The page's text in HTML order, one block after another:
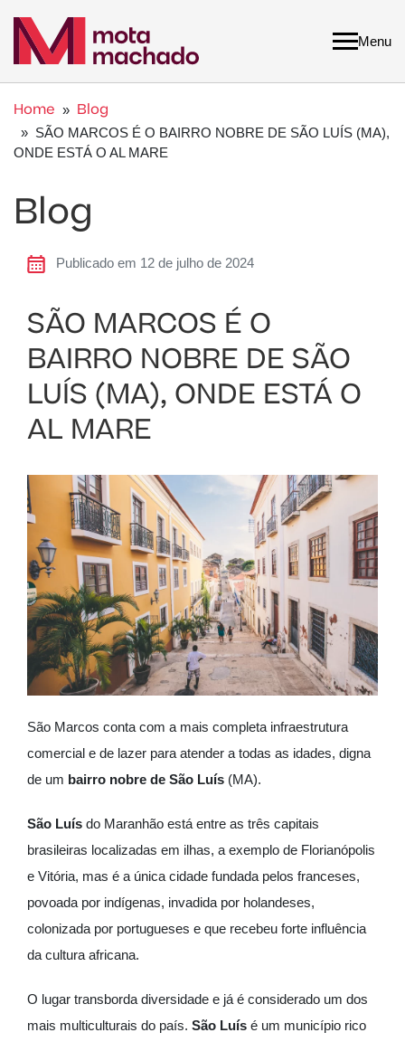
Menu
Home » Blog
» SÃO MARCOS É O BAIRRO NOBRE DE SÃO LUÍS (MA),
ONDE ESTÁ O AL MARE
Blog
Publicado em 12 de julho de 2024
SÃO MARCOS É O
BAIRRO NOBRE DE SÃO
LUÍS (MA), ONDE ESTÁ O
AL MARE
São Marcos conta com a mais completa infraestrutura
comercial e de lazer para atender a todas as idades, digna
de um bairro nobre de São Luís (MA).
São Luís do Maranhão está entre as três capitais
brasileiras localizadas em ilhas, a exemplo de Florianópolis
e Vitória, mas é a única cidade fundada pelos franceses,
povoada por indígenas, invadida por holandeses,
colonizada por portugueses e que recebeu forte influência
da cultura africana.
O lugar transborda diversidade e já é considerado um dos
mais multiculturais do país. São Luís é um município rico